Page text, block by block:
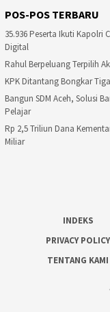
POS-POS TERBARU
35.936 Peserta Ikuti Kapolri
Digital
Rahul Berpeluang Terpilih
KPK Ditantang Bongkar
Bangun SDM Aceh, Solusi
Pelajar
Rp 2,5 Triliun Dana
Miliar
INDEKS
PRIVACY POLICY
TENTANG KAMI